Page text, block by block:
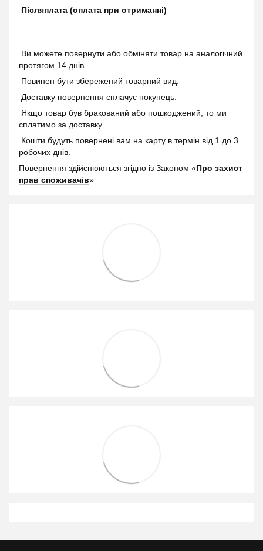
Післяплата (оплата при отриманні)
Ви можете повернути або обміняти товар на аналогічний
протягом 14 днів.
Повинен бути збережений товарний вид.
Доставку повернення сплачує покупець.
Якщо товар був бракований або пошкоджений, то ми
сплатимо за доставку.
Кошти будуть повернені вам на карту в термін від 1 до 3
робочих днів.
Повернення здійснюються згідно із Законом «Про захист
прав споживачів»